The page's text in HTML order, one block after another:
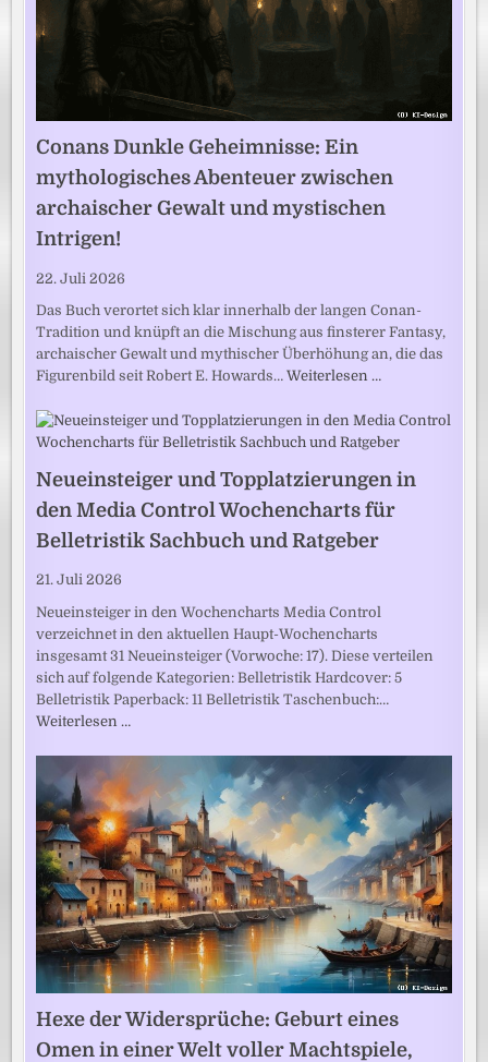
Conans Dunkle Geheimnisse: Ein
mythologisches Abenteuer zwischen
archaischer Gewalt und mystischen
Intrigen!
22. Juli 2026
Das Buch verortet sich klar innerhalb der langen Conan-
Tradition und knüpft an die Mischung aus finsterer Fantasy,
archaischer Gewalt und mythischer Überhöhung an, die das
Figurenbild seit Robert E. Howards…Weiterlesen …
Neueinsteiger und Topplatzierungen in
den Media Control Wochencharts für
Belletristik Sachbuch und Ratgeber
21. Juli 2026
Neueinsteiger in den Wochencharts Media Control
verzeichnet in den aktuellen Haupt-Wochencharts
insgesamt 31 Neueinsteiger (Vorwoche: 17). Diese verteilen
sich auf folgende Kategorien: Belletristik Hardcover: 5
Belletristik Paperback: 11 Belletristik Taschenbuch:…
Weiterlesen …
Hexe der Widersprüche: Geburt eines
Omen in einer Welt voller Machtspiele,